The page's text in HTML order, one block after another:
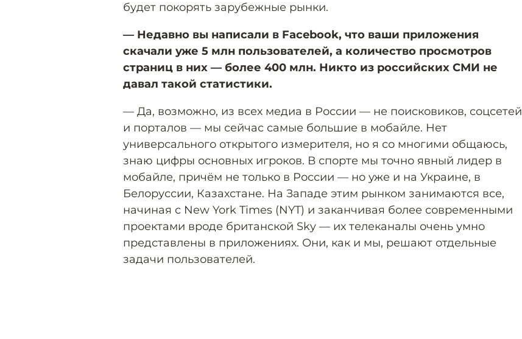
будет покорять зарубежные рынки.
— Недавно вы написали в Facebook, что ваши приложения
скачали уже 5 млн пользователей, а количество просмотров
страниц в них — более 400 млн. Никто из российских СМИ не
давал такой статистики.
— Да, возможно, из всех медиа в России — не поисковиков, соцсетей
и порталов — мы сейчас самые большие в мобайле. Нет
универсального открытого измерителя, но я со многими общаюсь,
знаю цифры основных игроков. В спорте мы точно явный лидер в
мобайле, причём не только в России — но уже и на Украине, в
Белоруссии, Казахстане. На Западе этим рынком занимаются все,
начиная с New York Times (NYT) и заканчивая более современными
проектами вроде британской Sky — их телеканалы очень умно
представлены в приложениях. Они, как и мы, решают отдельные
задачи пользователей.